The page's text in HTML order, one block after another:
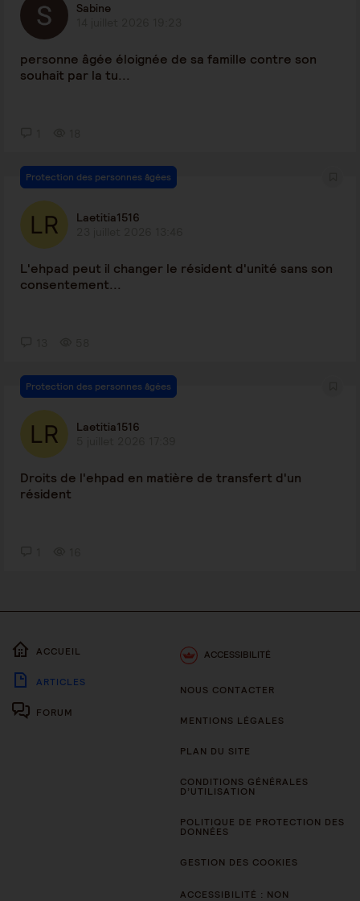
Sabine
personne âgée éloignée de sa famille contre son
souhait par la tu...
Protection des personnes âgées
Laetitia1516
L'ehpad peut il changer le résident d'unité sans son
consentement...
Protection des personnes âgées
Laetitia1516
Droits de l'ehpad en matière de transfert d'un
résident
ACCUEIL
ARTICLES
FORUM
ACCESSIBILITÉ
NOUS CONTACTER
MENTIONS LÉGALES
PLAN DU SITE
CONDITIONS GÉNÉRALES
D’UTILISATION
POLITIQUE DE PROTECTION DES
DONNÉES
GESTION DES COOKIES
ACCESSIBILITÉ : NON